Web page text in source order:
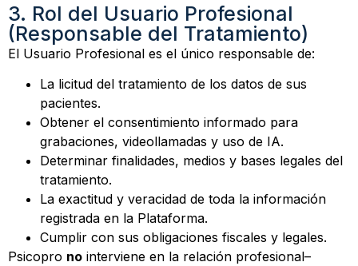
3. Rol del Usuario Profesional
(Responsable del Tratamiento)
El Usuario Profesional es el único responsable de:
La licitud del tratamiento de los datos de sus
pacientes.
Obtener el consentimiento informado para
grabaciones, videollamadas y uso de IA.
Determinar finalidades, medios y bases legales del
tratamiento.
La exactitud y veracidad de toda la información
registrada en la Plataforma.
Cumplir con sus obligaciones fiscales y legales.
Psicopro no interviene en la relación profesional–